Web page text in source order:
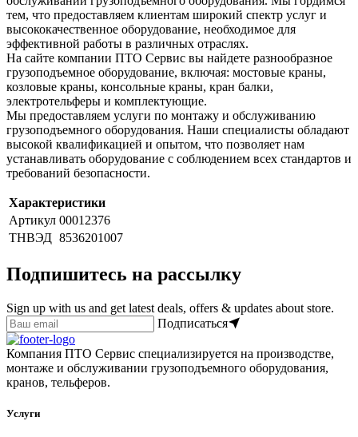
тем, что предоставляем клиентам широкий спектр услуг и
высококачественное оборудование, необходимое для
эффективной работы в различных отраслях.
На сайте компании ПТО Сервис вы найдете разнообразное
грузоподъемное оборудование, включая: мостовые краны,
козловые краны, консольные краны, кран балки,
электротельферы и комплектующие.
Мы предоставляем услуги по монтажу и обслуживанию
грузоподъемного оборудования. Наши специалисты обладают
высокой квалификацией и опытом, что позволяет нам
устанавливать оборудование с соблюдением всех стандартов и
требований безопасности.
Характеристики
Артикул 00012376
ТНВЭД 8536201007
Подпишитесь на рассылку
Sign up with us and get latest deals, offers & updates about store.
Подписаться
Компания ПТО Сервис специализируется на производстве,
монтаже и обслуживании грузоподъемного оборудования,
кранов, тельферов.
Услуги